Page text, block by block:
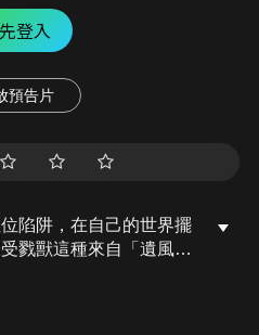
登入
預告片
陷阱，在自己的世界擺
戮獸這種來自「遺風」